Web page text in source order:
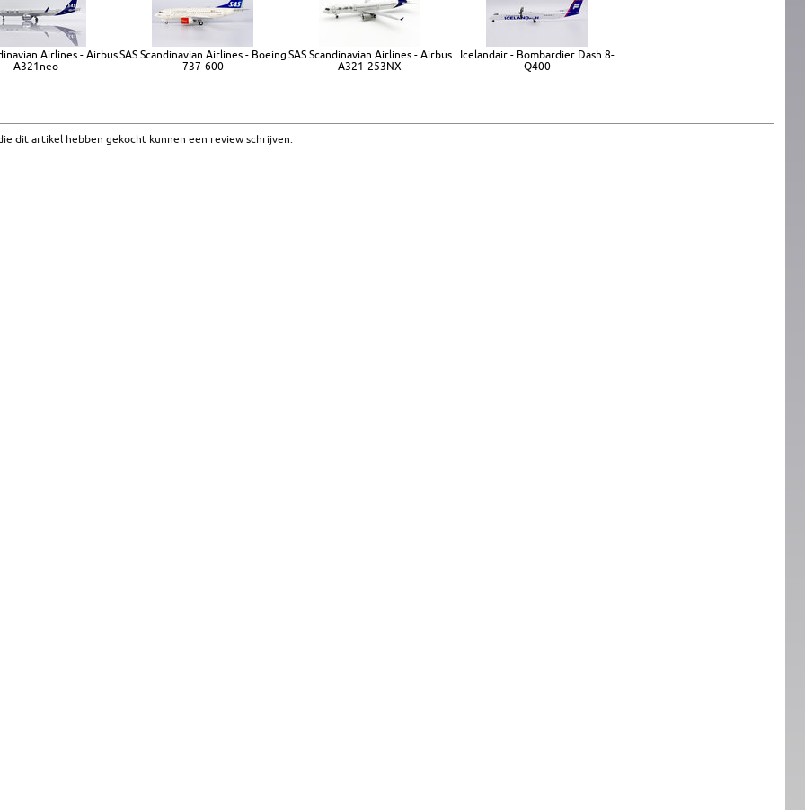
Airlines - Airbus
A321neo
SAS Scandinavian Airlines - Boeing
737-600
SAS Scandinavian Airlines - Airbus
A321-253NX
Icelandair - Bombardier Dash 8-
Q400
dit artikel hebben gekocht kunnen een review schrijven.